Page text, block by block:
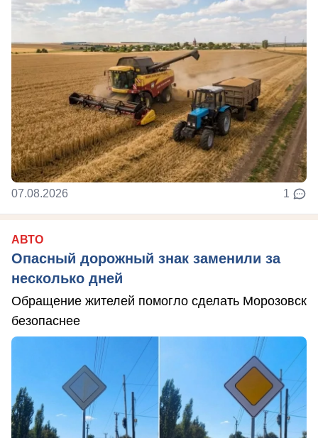
07.08.2026 1
АВТО
Опасный дорожный знак заменили за
несколько дней
Обращение жителей помогло сделать Морозовск
безопаснее